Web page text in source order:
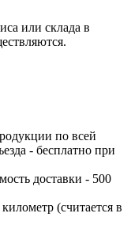
или склада в
по всей
- бесплатно при
доставки - 500
(считается в